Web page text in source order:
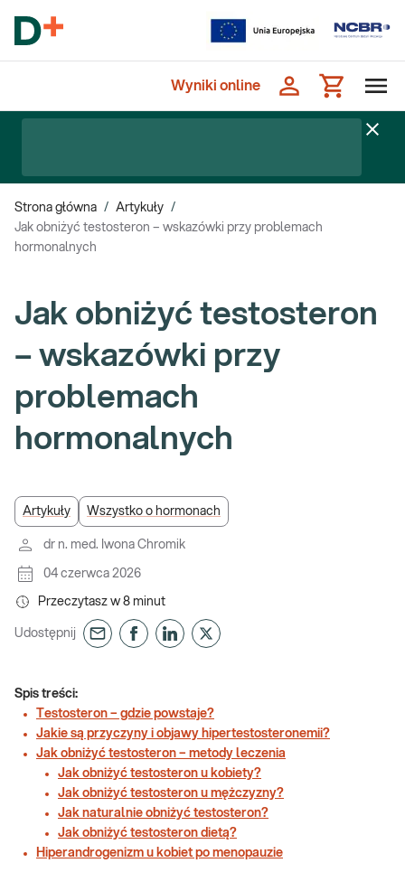
Wyniki online
Strona główna / Artykuły /
Jak obniżyć testosteron – wskazówki przy problemach
hormonalnych
Jak obniżyć testosteron
– wskazówki przy
problemach
hormonalnych
Artykuły Wszystko o hormonach
dr n. med. Iwona Chromik
04 czerwca 2026
Przeczytasz w 8 minut
Udostępnij
Spis treści:
Testosteron – gdzie powstaje?
Jakie są przyczyny i objawy hipertestosteronemii?
Jak obniżyć testosteron – metody leczenia
Jak obniżyć testosteron u kobiety?
Jak obniżyć testosteron u mężczyzny?
Jak naturalnie obniżyć testosteron?
Jak obniżyć testosteron dietą?
Hiperandrogenizm u kobiet po menopauzie